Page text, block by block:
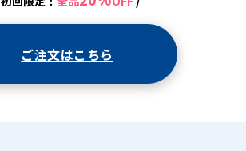
ご注文はこちら